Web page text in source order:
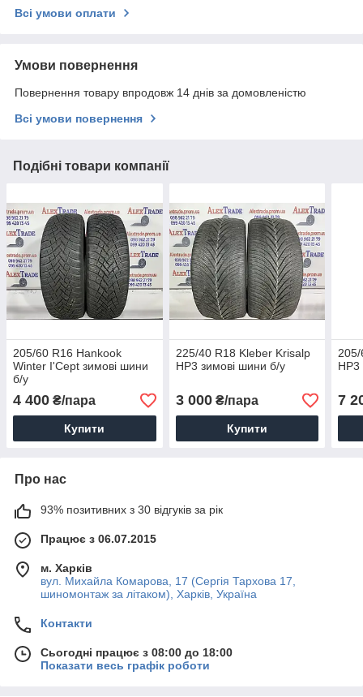
Всі умови оплати
Умови повернення
Повернення товару впродовж 14 днів за домовленістю
Всі умови повернення
Подібні товари компанії
205/60 R16 Hankook
Winter I'Cept зимові шини
б/у
4 400 ₴/пара
Купити
225/40 R18 Kleber Krisalp
HP3 зимові шини б/у
3 000₴/пара
Купити
205/
HP3
7
Про нас
93% позитивних з 30 відгуків за рік
Працює з 06.07.2015
м. Харків
вул. Михайла Комарова, 17 (Сергія Тархова 17,
шиномонтаж за літаком), Харків, Україна
Контакти
Сьогодні працює з 08:00 до 18:00
Показати весь графік роботи